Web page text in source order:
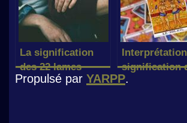
La signification
des 22 lames
majeures du tarot
signification
lame XIX : le
Propulsé par YARPP.